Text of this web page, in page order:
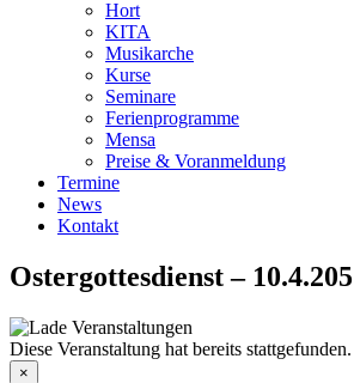
Hort
KITA
Musikarche
Kurse
Seminare
Ferienprogramme
Mensa
Preise & Voranmeldung
Termine
News
Kontakt
Ostergottesdienst – 10.4.205
Diese Veranstaltung hat bereits stattgefunden.
×